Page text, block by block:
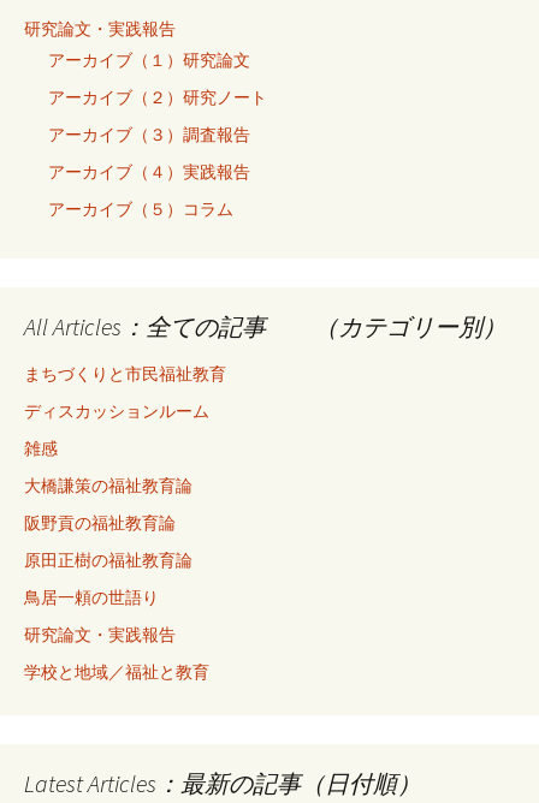
研究論文・実践報告
アーカイブ（１）研究論文
アーカイブ（２）研究ノート
アーカイブ（３）調査報告
アーカイブ（４）実践報告
アーカイブ（５）コラム
All Articles：全ての記事 （カテゴリー別）
まちづくりと市民福祉教育
ディスカッションルーム
雑感
大橋謙策の福祉教育論
阪野貢の福祉教育論
原田正樹の福祉教育論
鳥居一頼の世語り
研究論文・実践報告
学校と地域／福祉と教育
Latest Articles：最新の記事（日付順）